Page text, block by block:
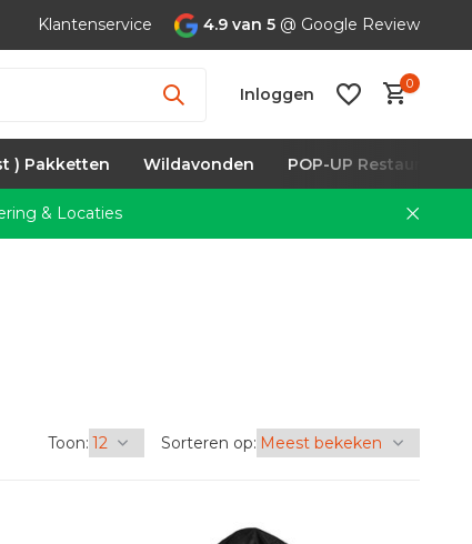
Klantenservice 4.9 van 5 @ Google Review
Inloggen
0
) Pakketten Wildavonden POP-UP Restaurants
& Locaties
Toon: Sorteren op: